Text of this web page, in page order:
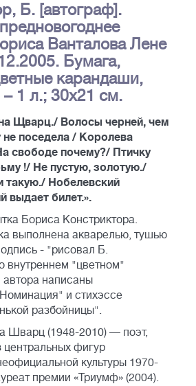
Б. [автограф].
Ванталова Лене
Бумага,
карандаши,
1 л.; 30x21 см.
Щварц./ Волосы черней, чем
поседела / Королева
свободе почему?/ Птичку
!/ Не пустую, золотую./
Нобелевский
выдает билет.».
Бориса Констриктора.
выполнена акварелью, тушью
- "рисовал Б.
внутреннем "цветном"
автора написаны
и стихэссе
разбойницы".
Шварц (1948-2010) — поэт,
центральных фигур
культуры 1970-
премии «Триумф» (2004).